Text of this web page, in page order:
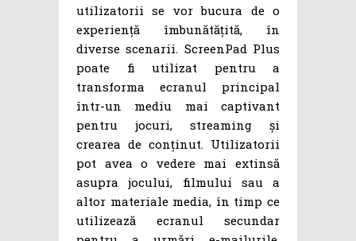
utilizatorii se vor bucura de o
experiență îmbunătățită, în
diverse scenarii. ScreenPad Plus
poate fi utilizat pentru a
transforma ecranul principal
într-un mediu mai captivant
pentru jocuri, streaming și
crearea de conținut. Utilizatorii
pot avea o vedere mai extinsă
asupra jocului, filmului sau a
altor materiale media, în timp ce
utilizează ecranul secundar